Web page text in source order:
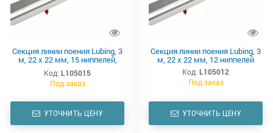
Секция линии поения Lubing, 3
м, 22 x 22 мм, 15 ниппелей,
Код: L105015
Под заказ
УТОЧНИТЬ ЦЕНУ
Секция линии поения Lubing, 3
м, 22 x 22 мм, 12 ниппелей
Код: L105012
Под заказ
УТОЧНИТЬ ЦЕНУ